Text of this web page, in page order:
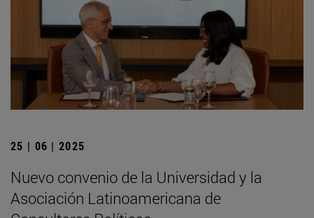
25 | 06 | 2025
Nuevo convenio de la Universidad y la
Asociación Latinoamericana de